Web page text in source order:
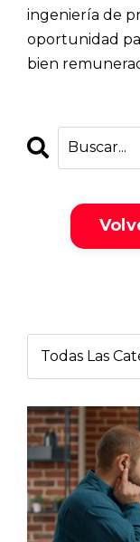
ingeniería de
oportunidad
bien